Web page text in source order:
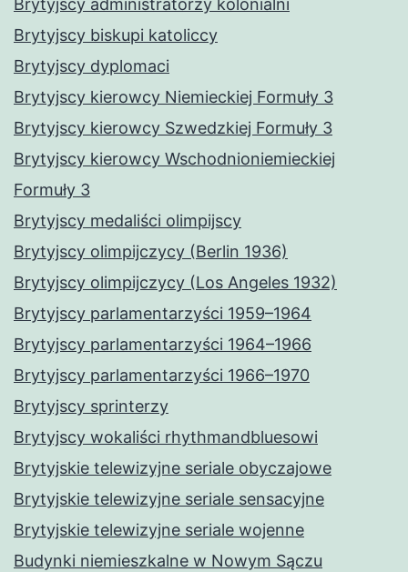
Brytyjscy administratorzy kolonialni
Brytyjscy biskupi katoliccy
Brytyjscy dyplomaci
Brytyjscy kierowcy Niemieckiej Formuły 3
Brytyjscy kierowcy Szwedzkiej Formuły 3
Brytyjscy kierowcy Wschodnioniemieckiej
Formuły 3
Brytyjscy medaliści olimpijscy
Brytyjscy olimpijczycy (Berlin 1936)
Brytyjscy olimpijczycy (Los Angeles 1932)
Brytyjscy parlamentarzyści 1959–1964
Brytyjscy parlamentarzyści 1964–1966
Brytyjscy parlamentarzyści 1966–1970
Brytyjscy sprinterzy
Brytyjscy wokaliści rhythmandbluesowi
Brytyjskie telewizyjne seriale obyczajowe
Brytyjskie telewizyjne seriale sensacyjne
Brytyjskie telewizyjne seriale wojenne
Budynki niemieszkalne w Nowym Sączu